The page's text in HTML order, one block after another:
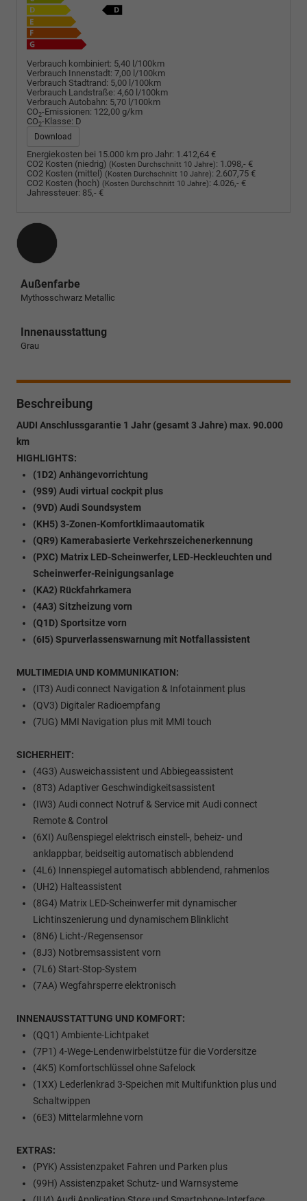
Verbrauch kombiniert: 5,40 l/100km
Verbrauch Innenstadt: 7,00 l/100km
Verbrauch Stadtrand: 5,00 l/100km
Verbrauch Landstraße: 4,60 l/100km
Verbrauch Autobahn: 5,70 l/100km
CO2-Emissionen: 122,00 g/km
CO2-Klasse: D
Download
Energiekosten bei 15.000 km pro Jahr: 1.412,64 €
CO2 Kosten (niedrig) (Kosten Durchschnitt 10 Jahre): 1.098,- €
CO2 Kosten (mittel) (Kosten Durchschnitt 10 Jahre): 2.607,75 €
CO2 Kosten (hoch) (Kosten Durchschnitt 10 Jahre): 4.026,- €
Jahressteuer: 85,- €
Außenfarbe
Mythosschwarz Metallic
Innenausstattung
Grau
Beschreibung
AUDI Anschlussgarantie 1 Jahr (gesamt 3 Jahre) max. 90.000
km
HIGHLIGHTS:
(1D2) Anhängevorrichtung
(9S9) Audi virtual cockpit plus
(9VD) Audi Soundsystem
(KH5) 3-Zonen-Komfortklimaautomatik
(QR9) Kamerabasierte Verkehrszeichenerkennung
(PXC) Matrix LED-Scheinwerfer, LED-Heckleuchten und
Scheinwerfer-Reinigungsanlage
(KA2) Rückfahrkamera
(4A3) Sitzheizung vorn
(Q1D) Sportsitze vorn
(6I5) Spurverlassenswarnung mit Notfallassistent
MULTIMEDIA UND KOMMUNIKATION:
(IT3) Audi connect Navigation & Infotainment plus
(QV3) Digitaler Radioempfang
(7UG) MMI Navigation plus mit MMI touch
SICHERHEIT:
(4G3) Ausweichassistent und Abbiegeassistent
(8T3) Adaptiver Geschwindigkeitsassistent
(IW3) Audi connect Notruf & Service mit Audi connect
Remote & Control
(6XI) Außenspiegel elektrisch einstell-, beheiz- und
anklappbar, beidseitig automatisch abblendend
(4L6) Innenspiegel automatisch abblendend, rahmenlos
(UH2) Halteassistent
(8G4) Matrix LED-Scheinwerfer mit dynamischer
Lichtinszenierung und dynamischem Blinklicht
(8N6) Licht-/Regensensor
(8J3) Notbremsassistent vorn
(7L6) Start-Stop-System
(7AA) Wegfahrsperre elektronisch
INNENAUSSTATTUNG UND KOMFORT:
(QQ1) Ambiente-Lichtpaket
(7P1) 4-Wege-Lendenwirbelstütze für die Vordersitze
(4K5) Komfortschlüssel ohne Safelock
(1XX) Lederlenkrad 3-Speichen mit Multifunktion plus und
Schaltwippen
(6E3) Mittelarmlehne vorn
EXTRAS:
(PYK) Assistenzpaket Fahren und Parken plus
(99H) Assistenzpaket Schutz- und Warnsysteme